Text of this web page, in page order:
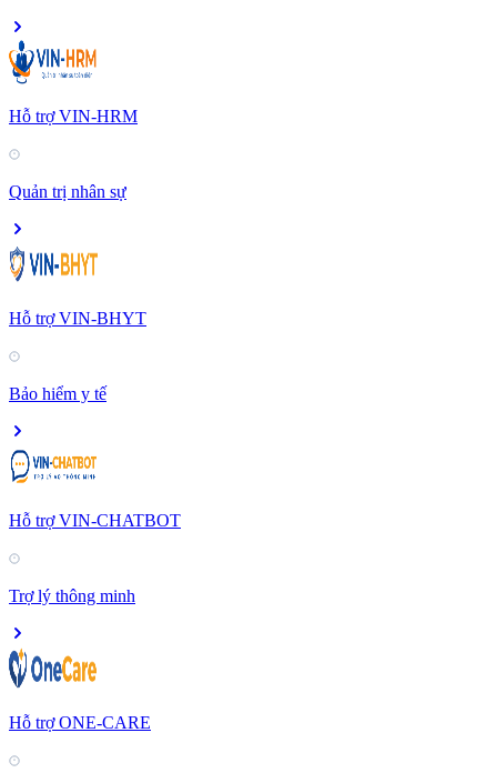
Hỗ trợ VIN-HRM
Quản trị nhân sự
Hỗ trợ VIN-BHYT
Bảo hiểm y tế
Hỗ trợ VIN-CHATBOT
Trợ lý thông minh
Hỗ trợ ONE-CARE